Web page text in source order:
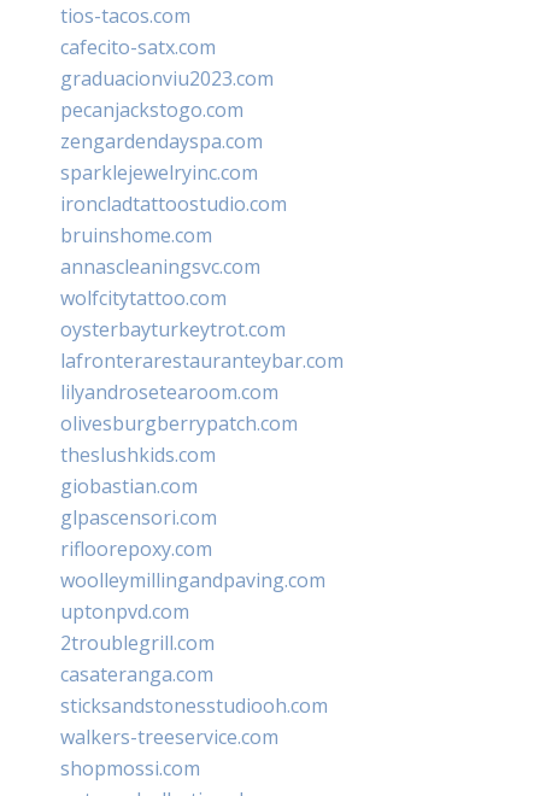
tios-tacos.com
cafecito-satx.com
graduacionviu2023.com
pecanjackstogo.com
zengardendayspa.com
sparklejewelryinc.com
ironcladtattoostudio.com
bruinshome.com
annascleaningsvc.com
wolfcitytattoo.com
oysterbayturkeytrot.com
lafronterarestauranteybar.com
lilyandrosetearoom.com
olivesburgberrypatch.com
theslushkids.com
giobastian.com
glpascensori.com
rifloorepoxy.com
woolleymillingandpaving.com
uptonpvd.com
2troublegrill.com
casateranga.com
sticksandstonesstudiooh.com
walkers-treeservice.com
shopmossi.com